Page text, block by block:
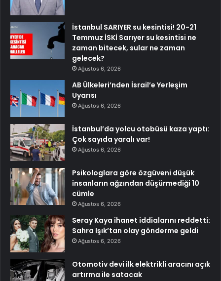
İstanbul SARIYER su kesintisi! 20-21
Temmuz İSKİ Sarıyer su kesintisi ne
zaman bitecek, sular ne zaman
gelecek?
Ağustos 6, 2026
AB Ülkeleri’nden İsrail’e Yerleşim
Uyarısı
Ağustos 6, 2026
İstanbul’da yolcu otobüsü kaza yaptı:
Çok sayıda yaralı var!
Ağustos 6, 2026
Psikologlara göre özgüveni düşük
insanların ağzından düşürmediği 10
cümle
Ağustos 6, 2026
Seray Kaya ihanet iddialarını reddetti:
Sahra Işık’tan olay gönderme geldi
Ağustos 6, 2026
Otomotiv devi ilk elektrikli aracını açık
artırma ile satacak